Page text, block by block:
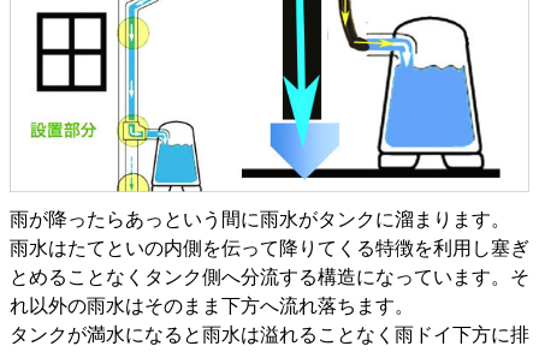
雨が降ったらあっという間に雨水がタンクに溜まります。
雨水はたてといの内側を伝って降りてくる特徴を利用し塞ぎ
とめることなくタンク側へ分流する構造になっています。そ
れ以外の雨水はそのまま下方へ流れ落ちます。
タンクが満水になると雨水は溢れることなく雨ドイ下方に排